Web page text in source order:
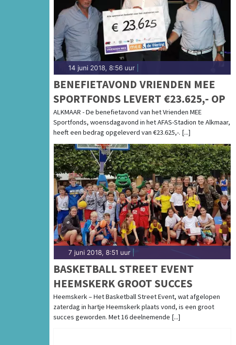
14 juni 2018, 8:56 uur
BENEFIETAVOND VRIENDEN MEE
SPORTFONDS LEVERT €23.625,- OP
ALKMAAR - De benefietavond van het Vrienden MEE
Sportfonds, woensdagavond in het AFAS-Stadion te Alkmaar,
heeft een bedrag opgeleverd van €23.625,-. [...]
7 juni 2018, 8:51 uur
BASKETBALL STREET EVENT
HEEMSKERK GROOT SUCCES
Heemskerk – Het Basketball Street Event, wat afgelopen
zaterdag in hartje Heemskerk plaats vond, is een groot
succes geworden. Met 16 deelnemende [...]